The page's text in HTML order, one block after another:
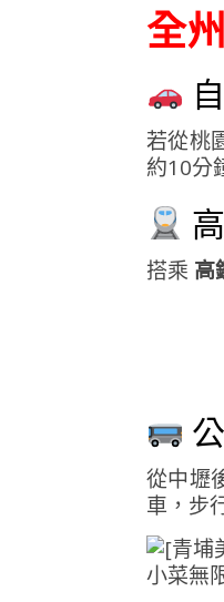
全
若從桃
約10分
搭乘 高
從中壢
車，步